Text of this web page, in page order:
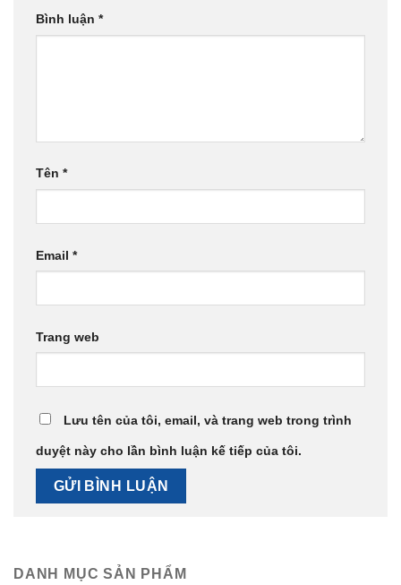
Bình luận *
Tên *
Email *
Trang web
Lưu tên của tôi, email, và trang web trong trình
duyệt này cho lần bình luận kế tiếp của tôi.
DANH MỤC SẢN PHẨM